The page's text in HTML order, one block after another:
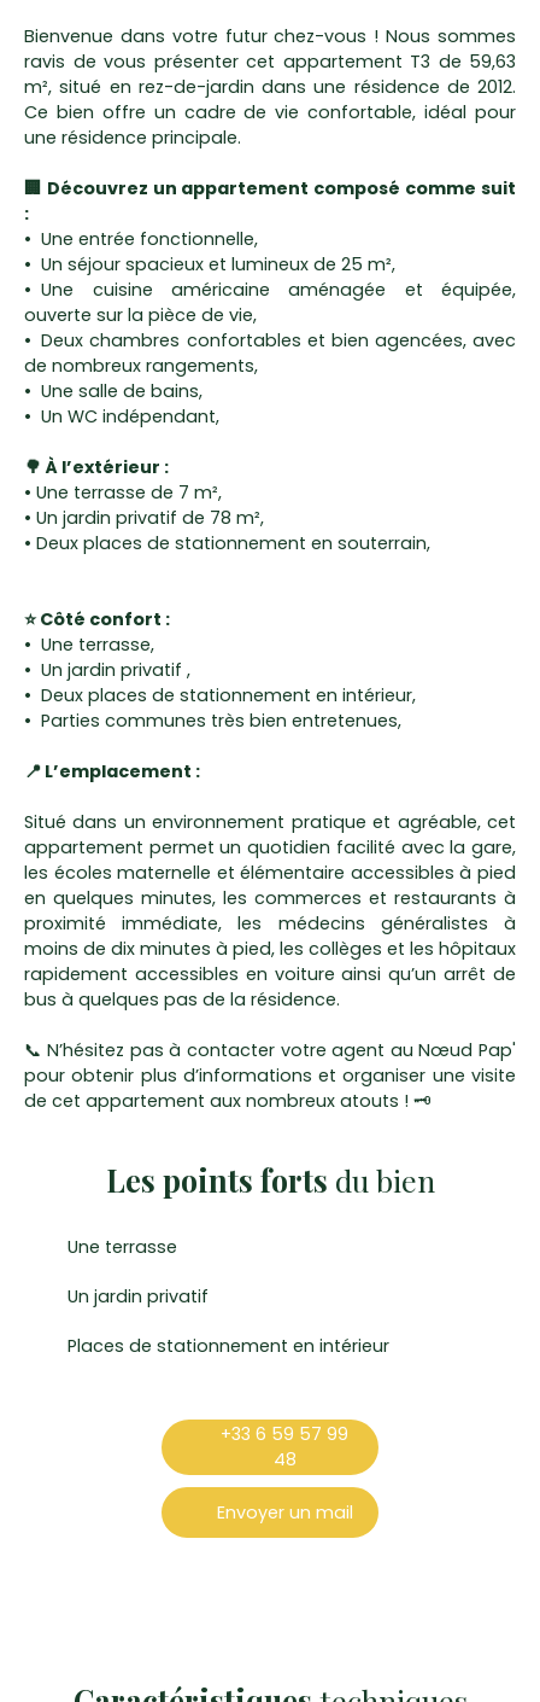
Bienvenue dans votre futur chez-vous ! Nous sommes
ravis de vous présenter cet appartement T3 de 59,63
m², situé en rez-de-jardin dans une résidence de 2012.
Ce bien offre un cadre de vie confortable, idéal pour
une résidence principale.
🏢 Découvrez un appartement composé comme suit
:
Une entrée fonctionnelle,
Un séjour spacieux et lumineux de 25 m²,
Une cuisine américaine aménagée et équipée,
ouverte sur la pièce de vie,
Deux chambres confortables et bien agencées, avec
de nombreux rangements,
Une salle de bains,
Un WC indépendant,
🌳 À l’extérieur :
• Une terrasse de 7 m²,
• Un jardin privatif de 78 m²,
• Deux places de stationnement en souterrain,
⭐ Côté confort :
Une terrasse,
Un jardin privatif ,
Deux places de stationnement en intérieur,
Parties communes très bien entretenues,
📍 L’emplacement :
Situé dans un environnement pratique et agréable, cet
appartement permet un quotidien facilité avec la gare,
les écoles maternelle et élémentaire accessibles à pied
en quelques minutes, les commerces et restaurants à
proximité immédiate, les médecins généralistes à
moins de dix minutes à pied, les collèges et les hôpitaux
rapidement accessibles en voiture ainsi qu’un arrêt de
bus à quelques pas de la résidence.
📞 N’hésitez pas à contacter votre agent au Nœud Pap'
pour obtenir plus d’informations et organiser une visite
de cet appartement aux nombreux atouts ! 🗝️
Les points forts du bien
Une terrasse
Un jardin privatif
Places de stationnement en intérieur
+33 6 59 57 99
48
Envoyer un mail